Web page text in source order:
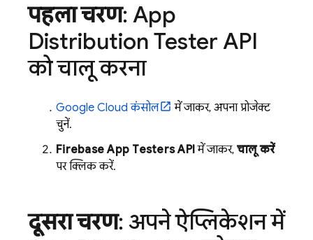
पहला चरण: App
Distribution Tester API
को चालू करना
Google Cloud कंसोल
में जाकर, अपना प्रोजेक्ट
चुनें.
Firebase App Testers APIमें जाकर, चालू करें
पर क्लिक करें.
दूसरा चरण: अपने ऐप्लिकेशन में